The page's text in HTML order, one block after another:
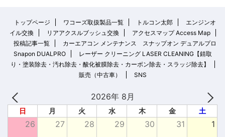
トップページ ワコーズ取扱製品一覧 トルコン太郎
エンジンオ
イル交換
リアアクスルブッシュ交換
アクセスマップ Access Map
投稿記事一覧
カーエアコン メンテナンス スナップオン デュアルプロ
Snapon DUALPRO
レーザー クリーニング LASER CLEANING【錆取
り・塗装除去・汚れ除去・酸化被膜除去・カーボン除去・スラッジ除去】
販売（中古車）
SNS
2026年 8月
日 月 火 水 木 金 土
26 27 28 29 30 31 1